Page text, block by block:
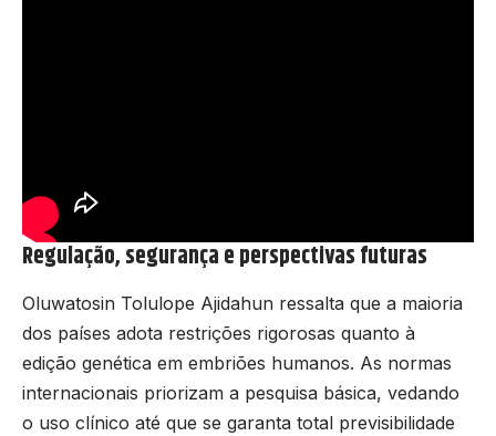
Regulação, segurança e perspectivas futuras
Oluwatosin Tolulope Ajidahun ressalta que a maioria
dos países adota restrições rigorosas quanto à
edição genética em embriões humanos. As normas
internacionais priorizam a pesquisa básica, vedando
o uso clínico até que se garanta total previsibilidade